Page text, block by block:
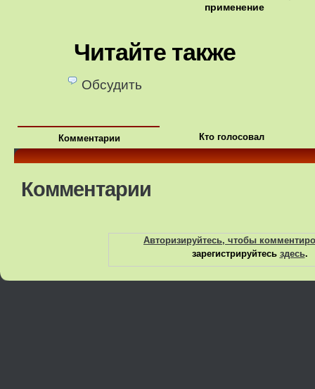
применение
Читайте также
Обсудить
Комментарии Кто голосовал
Комментарии
Авторизируйтесь, чтобы
зарегистрируйтесь здесь.